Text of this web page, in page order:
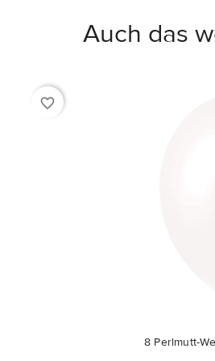
Auch das
favorite_border
8 Perlmutt-